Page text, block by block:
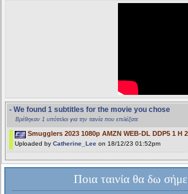
- We found 1 subtitles for the movie you chose
Βρέθηκαν 1 υπότιτλοι για την ταινία που επιλέξατε
Smugglers 2023 1080p AMZN WEB-DL DDP5 1 H
Uploaded by Catherine_Lee on 18/12/23 01:52pm
Ποια ταινία θα δω